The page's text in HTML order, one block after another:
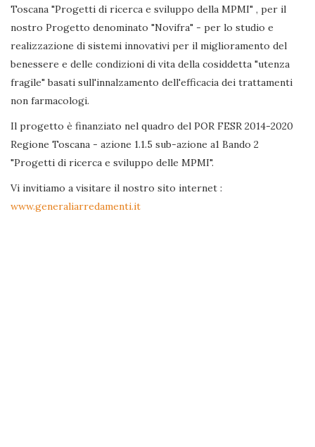
Toscana "Progetti di ricerca e sviluppo della MPMI" , per il
nostro Progetto denominato "Novifra" - per lo studio e
realizzazione di sistemi innovativi per il miglioramento del
benessere e delle condizioni di vita della cosiddetta "utenza
fragile" basati sull'innalzamento dell'efficacia dei trattamenti
non farmacologi.
Il progetto è finanziato nel quadro del POR FESR 2014-2020
Regione Toscana - azione 1.1.5 sub-azione a1 Bando 2
"Progetti di ricerca e sviluppo delle MPMI".
Vi invitiamo a visitare il nostro sito internet :
www.generaliarredamenti.it